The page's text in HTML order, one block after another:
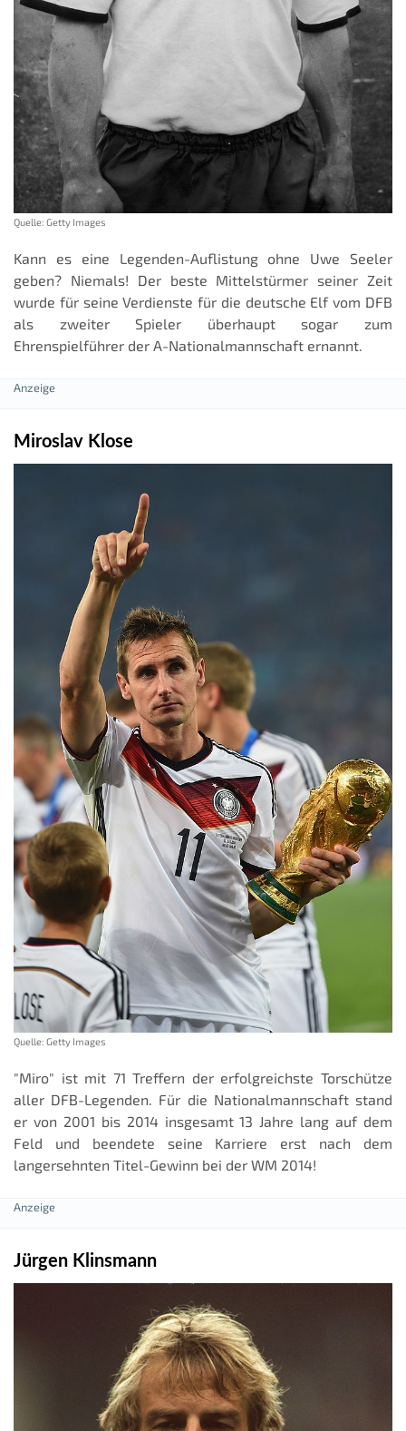
Quelle: Getty Images
Kann es eine Legenden-Auflistung ohne Uwe Seeler
geben? Niemals! Der beste Mittelstürmer seiner Zeit
wurde für seine Verdienste für die deutsche Elf vom DFB
als zweiter Spieler überhaupt sogar zum
Ehrenspielführer der A-Nationalmannschaft ernannt.
Miroslav Klose
Quelle: Getty Images
"Miro" ist mit 71 Treffern der erfolgreichste Torschütze
aller DFB-Legenden. Für die Nationalmannschaft stand
er von 2001 bis 2014 insgesamt 13 Jahre lang auf dem
Feld und beendete seine Karriere erst nach dem
langersehnten Titel-Gewinn bei der WM 2014!
Jürgen Klinsmann